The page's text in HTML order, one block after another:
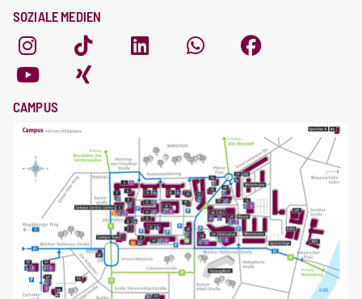
SOZIALE MEDIEN
CAMPUS